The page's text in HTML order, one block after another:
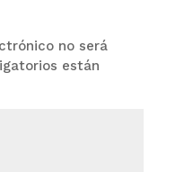
no será
están